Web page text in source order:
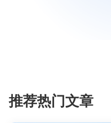
推荐热门文章